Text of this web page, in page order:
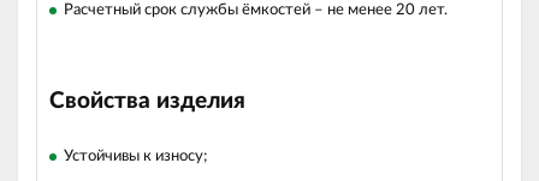
Расчетный срок службы ёмкостей – не менее 20 лет.
Свойства изделия
Устойчивы к износу;